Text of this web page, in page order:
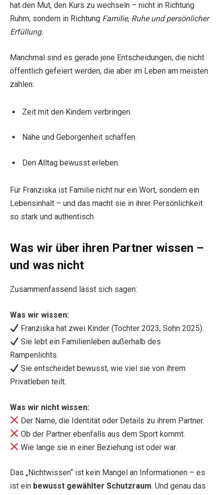
hat den Mut, den Kurs zu wechseln – nicht in Richtung
Ruhm, sondern in Richtung Familie, Ruhe und persönlicher
Erfüllung.
Manchmal sind es gerade jene Entscheidungen, die nicht
öffentlich gefeiert werden, die aber im Leben am meisten
zählen:
Zeit mit den Kindern verbringen.
Nähe und Geborgenheit schaffen.
Den Alltag bewusst erleben.
Für Franziska ist Familie nicht nur ein Wort, sondern ein
Lebensinhalt – und das macht sie in ihrer Persönlichkeit
so stark und authentisch.
Was wir über ihren Partner wissen –
und was nicht
Zusammenfassend lässt sich sagen:
Was wir wissen:
Franziska hat zwei Kinder (Tochter 2023, Sohn 2025).
Sie lebt ein Familienleben außerhalb des
Rampenlichts.
Sie entscheidet bewusst, wie viel sie von ihrem
Privatleben teilt.
Was wir nicht wissen:
Der Name, die Identität oder Details zu ihrem Partner.
Ob der Partner ebenfalls aus dem Sport kommt.
Wie lange sie in einer Beziehung ist oder war.
Das „Nichtwissen“ ist kein Mangel an Informationen – es
ist ein bewusst gewählter Schutzraum. Und genau das